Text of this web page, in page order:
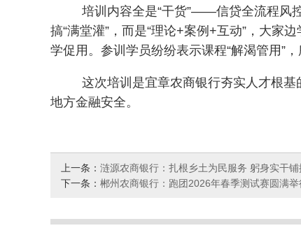
培训内容全是“干货”——信贷全流程风
搞“满堂灌”，而是“理论+案例+互动”，大家
学促用。参训学员纷纷表示课程“解渴管用”
这次培训是宜章农商银行夯实人才根
地方金融安全。
上一条： 涟源农商银行：扎根乡土为民服务 躬身实干铺
下一条： 郴州农商银行：跑团2026年春季测试赛圆满举